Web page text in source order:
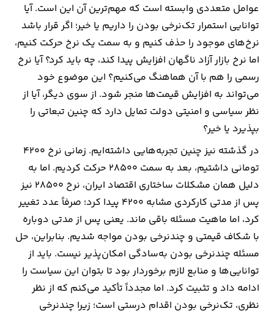
عوامل متعددی وابسته است که مهم‌ترین آن این است. آیا
توانایی استمرار تک‌نرخی بودن را داریم یا خیر؛ اگر قرار باشد
نرخ‌های موجود را حذف کنیم و به سمت یک نرخ حرکت کنیم،
اما نرخ بازار آزاد ناگهان افزایش پیدا کند، چه باید کرد؟ آیا نرخ
رسمی را هم با آن هماهنگ می‌کنیم؟ این موضوع خود
می‌تواند به افزایش قیمت‌ها منجر شود. از سوی دیگر، آیا از
نظر سیاسی و امنیتی دولت تمایل دارد که چنین تبعاتی را
بپذیرد یا خیر؟
در گذشته نیز چنین تجربه‌هایی داشته‌ایم. زمانی نرخ ۴۲۰۰
تومانی داشتیم، بعد به سمت ۲۸۵۰۰ حرکت کردیم. اما به
دلیل همان مشکلات ساختاری اقتصاد ایران، نرخ ۲۸۵۰۰ نیز
پس از مدتی کارکردی مشابه ۴۲۰۰ پیدا کرد؛ صرفاً عدد تغییر
کرد، اما ماهیت مسئله باقی ماند. یعنی پس از مدتی دوباره
با شکاف قیمتی و چندنرخی بودن مواجه شدیم. بنابراین، حل
مسئله چندنرخی بودن به‌سادگی امکان‌پذیر نیست. باید از
توانایی‌ها و منابع لازم برخوردار بود تا بتوان این سیاست را
ادامه داد و تثبیت کرد. اما مجدداً تأکید می‌کنم که از نظر
نظری، تک‌نرخی بودن اقدام درستی است؛ زیرا چندنرخی